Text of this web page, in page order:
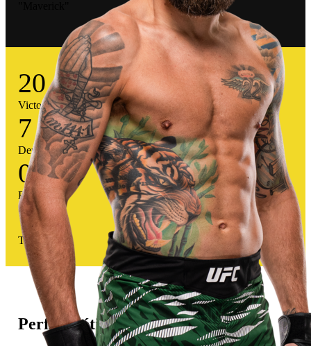
20
Victorias
7
Derrotas
0
Empates
74
Tasa victoria
Perfil atlético